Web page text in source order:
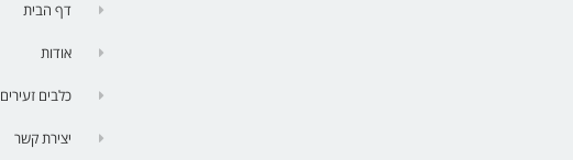
דף הבית
אודות
כלבים זעירים
יצירת קשר